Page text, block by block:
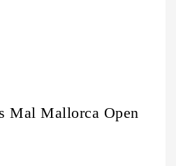
Mal Mallorca Open